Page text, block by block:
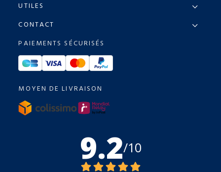
UTILES
CONTACT
PAIEMENTS SÉCURISÉS
MOYEN DE LIVRAISON
9.2/10